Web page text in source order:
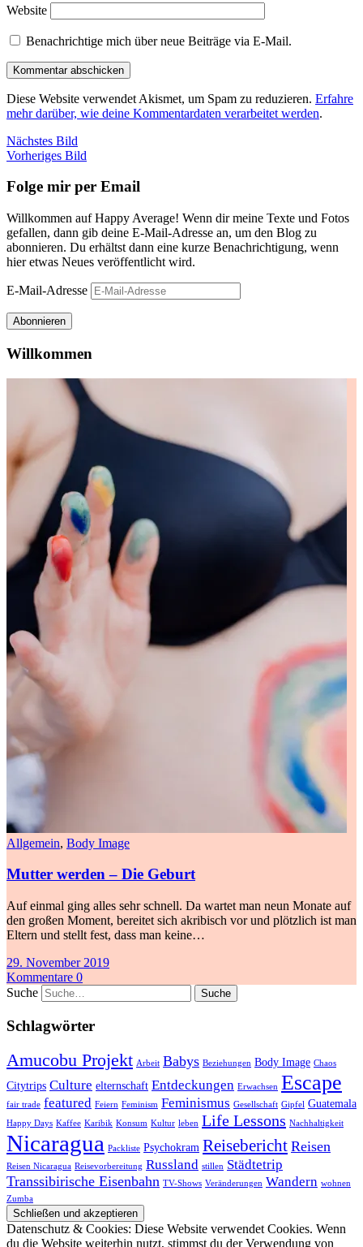
Website
Benachrichtige mich über neue Beiträge via E-Mail.
Diese Website verwendet Akismet, um Spam zu reduzieren. Erfahre
mehr darüber, wie deine Kommentardaten verarbeitet werden.
Nächstes Bild
Vorheriges Bild
Folge mir per Email
Willkommen auf Happy Average! Wenn dir meine Texte und Fotos
gefallen, dann gib deine E-Mail-Adresse an, um den Blog zu
abonnieren. Du erhältst dann eine kurze Benachrichtigung, wenn
hier etwas Neues veröffentlicht wird.
E-Mail-Adresse
Abonnieren
Willkommen
Allgemein, Body Image
Mutter werden – Die Geburt
Auf einmal ging alles sehr schnell. Da wartet man neun Monate auf
den großen Moment, bereitet sich akribisch vor und plötzlich ist man
Eltern und stellt fest, dass man keine…
29. November 2019
Kommentare 0
Suche
Schlagwörter
Amucobu Projekt Arbeit Babys Beziehungen Body Image Chaos
Citytrips Culture elternschaft Entdeckungen Erwachsen Escape
fair trade featured Feiern Feminism Feminismus Gesellschaft Gipfel Guatemala
Happy Days Kaffee Karibik Konsum Kultur leben Life Lessons Nachhaltigkeit
Nicaragua Packliste Psychokram Reisebericht Reisen
Reisen Nicaragua Reisevorbereitung Russland stillen Städtetrip
Transsibirische Eisenbahn TV-Shows Veränderungen Wandern wohnen
Zumba
Datenschutz & Cookies: Diese Website verwendet Cookies. Wenn
du die Website weiterhin nutzt, stimmst du der Verwendung von